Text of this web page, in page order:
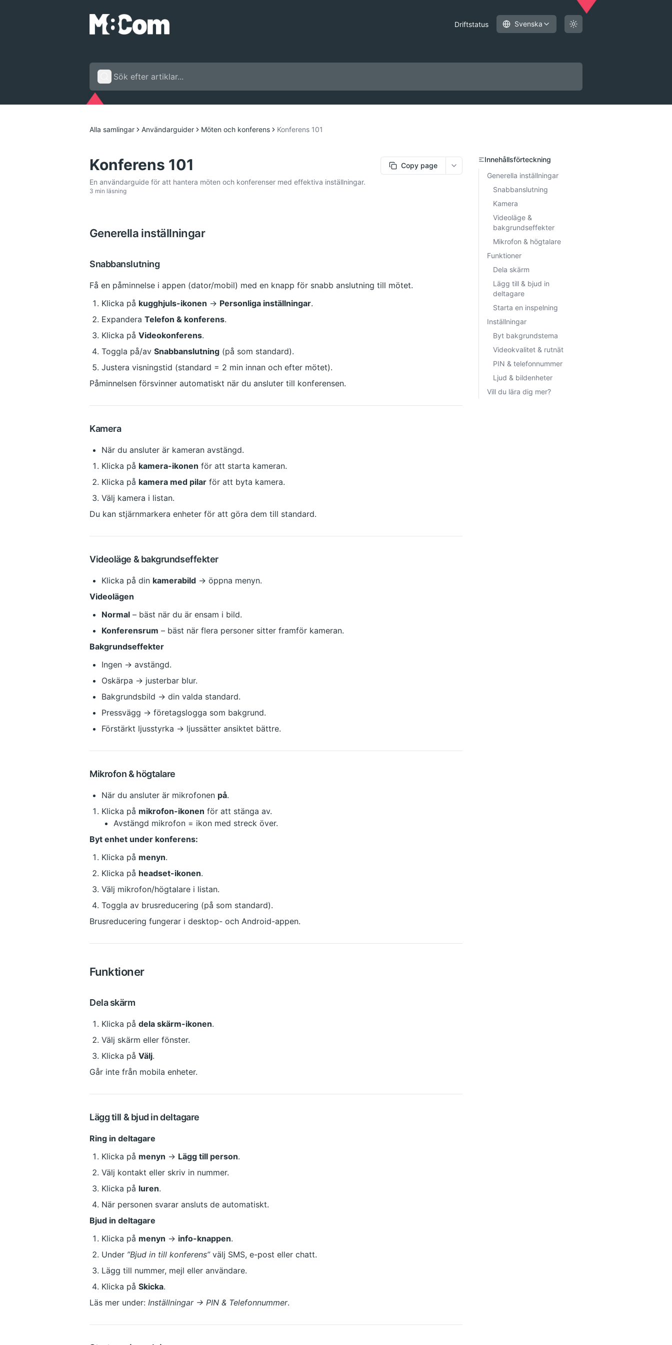
Driftstatus Svenska
Alla samlingar Användarguider Möten och konferens Konferens 101
Konferens 101 Copy page
More options
En användarguide för att hantera möten och konferenser med effektiva inställningar.
3 min läsning
Generella inställningar
Snabbanslutning
Få en påminnelse i appen (dator/mobil) med en knapp för snabb anslutning till mötet.
Klicka på kugghjuls-ikonen → Personliga inställningar.
Expandera Telefon & konferens.
Klicka på Videokonferens.
Toggla på/av Snabbanslutning (på som standard).
Justera visningstid (standard = 2 min innan och efter mötet).
Påminnelsen försvinner automatiskt när du ansluter till konferensen.
Kamera
När du ansluter är kameran avstängd.
Klicka på kamera-ikonen för att starta kameran.
Klicka på kamera med pilar för att byta kamera.
Välj kamera i listan.
Du kan stjärnmarkera enheter för att göra dem till standard.
Videoläge & bakgrundseffekter
Klicka på din kamerabild → öppna menyn.
Videolägen
Normal – bäst när du är ensam i bild.
Konferensrum – bäst när flera personer sitter framför kameran.
Bakgrundseffekter
Ingen → avstängd.
Oskärpa → justerbar blur.
Bakgrundsbild → din valda standard.
Pressvägg → företagslogga som bakgrund.
Förstärkt ljusstyrka → ljussätter ansiktet bättre.
Mikrofon & högtalare
När du ansluter är mikrofonen på.
Klicka på mikrofon-ikonen för att stänga av.
Avstängd mikrofon = ikon med streck över.
Byt enhet under konferens:
Klicka på menyn.
Klicka på headset-ikonen.
Välj mikrofon/högtalare i listan.
Toggla av brusreducering (på som standard).
Brusreducering fungerar i desktop- och Android-appen.
Funktioner
Dela skärm
Klicka på dela skärm-ikonen.
Välj skärm eller fönster.
Klicka på Välj.
Går inte från mobila enheter.
Lägg till & bjud in deltagare
Ring in deltagare
Klicka på menyn → Lägg till person.
Välj kontakt eller skriv in nummer.
Klicka på luren.
När personen svarar ansluts de automatiskt.
Bjud in deltagare
Klicka på menyn → info-knappen.
Under ”Bjud in till konferens” välj SMS, e-post eller chatt.
Lägg till nummer, mejl eller användare.
Klicka på Skicka.
Läs mer under: Inställningar → PIN & Telefonnummer.
Innehållsförteckning
Generella inställningar
Snabbanslutning
Kamera
Videoläge &
bakgrundseffekter
Mikrofon & högtalare
Funktioner
Dela skärm
Lägg till & bjud in
deltagare
Starta en inspelning
Inställningar
Byt bakgrundstema
Videokvalitet & rutnät
PIN & telefonnummer
Ljud & bildenheter
Vill du lära dig mer?